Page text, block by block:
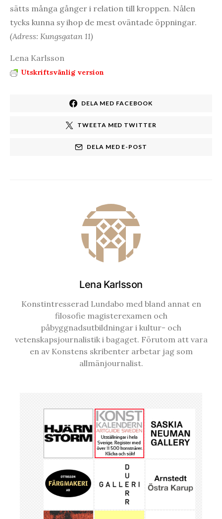
sätts många gånger i relation till kroppen. Nålen
tycks kunna sy ihop de mest oväntade öppningar.
(Adress: Kungsgatan 11)
Lena Karlsson
Utskriftsvänlig version
DELA MED FACEBOOK
TWEETA MED TWITTER
DELA MED E-POST
Lena Karlsson
Konstintresserad Lundabo med bland annat en
filosofie magisterexamen och
påbyggnadsutbildningar i kultur- och
vetenskapsjournalistik i bagaget. Förutom att vara
en av Konstens skribenter arbetar jag som
allmänjournalist.